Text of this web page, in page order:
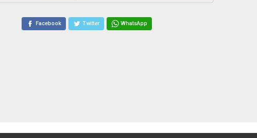
Facebook Twitter WhatsApp